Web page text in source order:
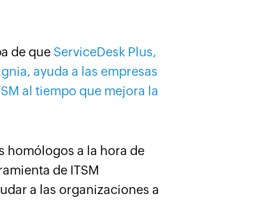
de que ServiceDesk Plus,
ayuda a las empresas
al tiempo que mejora la
homólogos a la hora de
de ITSM
a las organizaciones a